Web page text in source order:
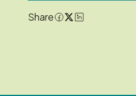
Share